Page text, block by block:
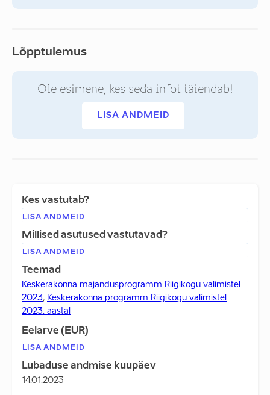
Lõpptulemus
Ole esimene, kes seda infot täiendab!
LISA ANDMEID
Kes vastutab?
LISA ANDMEID
Millised asutused vastutavad?
LISA ANDMEID
Teemad
Keskerakonna majandusprogramm Riigikogu valimistel
2023, Keskerakonna programm Riigikogu valimistel
2023. aastal
Eelarve (EUR)
LISA ANDMEID
Lubaduse andmise kuupäev
14.01.2023